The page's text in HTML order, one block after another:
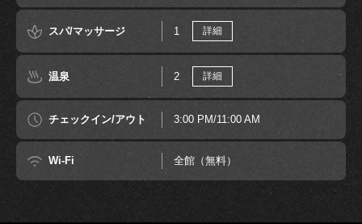
スパ/マッサージ 1 詳細
温泉 2 詳細
チェックイン/アウト 3:00 PM/11:00 AM
Wi-Fi 全館（無料）